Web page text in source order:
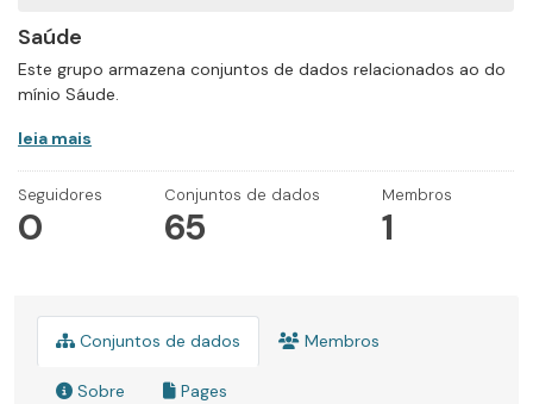
Saúde
Este grupo armazena conjuntos de dados relacionados ao do
mínio Sáude.
leia mais
Seguidores
0
Conjuntos de dados
65
Membros
1
Conjuntos de dados Membros
Sobre Pages